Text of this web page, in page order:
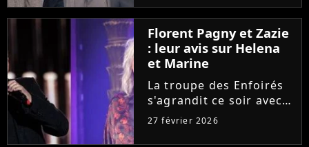
d'aujourd'hui seront au
programme du concert
? Découvrez la liste des
chansons !
Florent Pagny et Zazie
: leur avis sur Helena
et Marine
La troupe des Enfoirés
s'agrandit ce soir avec
notamment l'arrivée de
27 février 2026